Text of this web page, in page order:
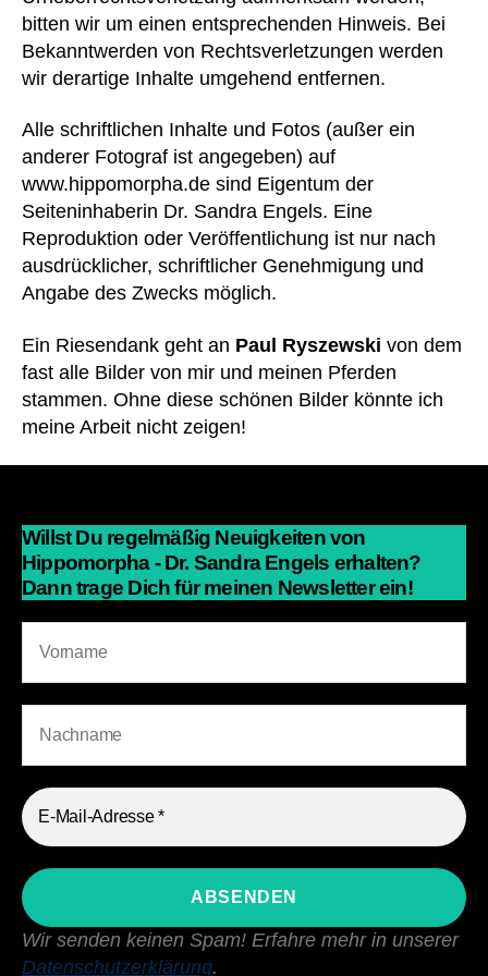
bitten wir um einen entsprechenden Hinweis. Bei
Bekanntwerden von Rechtsverletzungen werden
wir derartige Inhalte umgehend entfernen.
Alle schriftlichen Inhalte und Fotos (außer ein
anderer Fotograf ist angegeben) auf
www.hippomorpha.de sind Eigentum der
Seiteninhaberin Dr. Sandra Engels. Eine
Reproduktion oder Veröffentlichung ist nur nach
ausdrücklicher, schriftlicher Genehmigung und
Angabe des Zwecks möglich.
Ein Riesendank geht an Paul Ryszewski von dem
fast alle Bilder von mir und meinen Pferden
stammen. Ohne diese schönen Bilder könnte ich
meine Arbeit nicht zeigen!
Willst Du regelmäßig Neuigkeiten von
Hippomorpha - Dr. Sandra Engels erhalten?
Dann trage Dich für meinen Newsletter ein!
Wir senden keinen Spam! Erfahre mehr in unserer
Datenschutzerklärung.